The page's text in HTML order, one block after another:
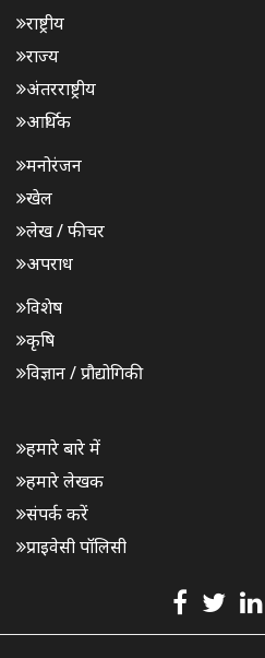
राष्ट्रीय
राज्य
अंतरराष्ट्रीय
आर्थिक
मनोरंजन
खेल
लेख / फीचर
अपराध
विशेष
कृषि
विज्ञान / प्रौद्योगिकी
हमारे बारे में
हमारे लेखक
संपर्क करें
प्राइवेसी पॉलिसी